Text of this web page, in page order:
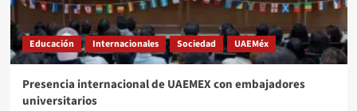
Educación Internacionales Sociedad UAEMéx
Presencia internacional de UAEMEX con embajadores
universitarios